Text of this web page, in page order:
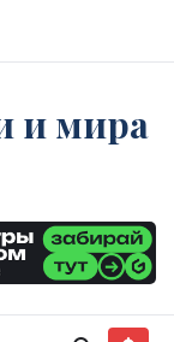
и мира